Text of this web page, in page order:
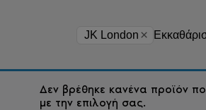
JK London ×
Δεν βρέθηκε κανένα προϊόν
με την επιλογή σας.